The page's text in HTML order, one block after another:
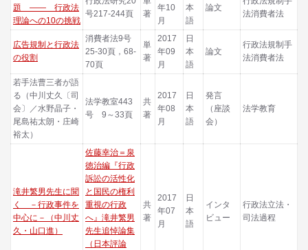
題 ―― 行政法
理論への10の挑戦
号217-244頁
著
年10
月
本
語
論文
法消費者法
広告規制と行政法
の役割
消費者法9号
25-30頁，68-
70頁
単
著
2017
年09
月
日
本
語
論文
行政法規制手
法消費者法
若手法曹三者が語
る（中川丈久〔司
会〕／水野晶子・
尾島祐太朗・庄崎
裕太）
法学教室443
号 9～33頁
共
著
2017
年08
月
日
本
語
発言
（座談
会）
法学教育
滝井繁男先生に聞
く －行政事件を
中心に－（中川丈
久・山口進）
佐藤幸治＝泉
徳治編『行政
訴訟の活性化
と国民の権利
重視の行政
へ』滝井繁男
先生追悼論集
（日本評論
共
著
2017
年07
月
日
本
語
インタ
ビュー
行政法立法・
司法過程